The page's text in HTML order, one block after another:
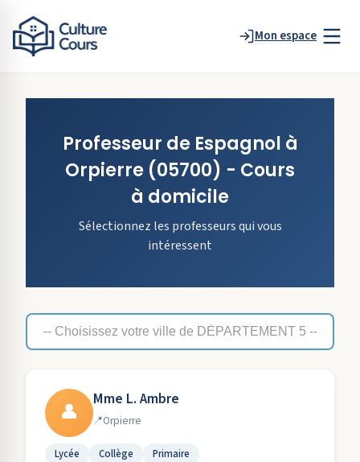
Mon espace
Professeur de Espagnol à
Orpierre (05700) - Cours
à domicile
Sélectionnez les professeurs qui vous
intéressent
👤 Mme L. Ambre
Orpierre
Lycée Collège Primaire